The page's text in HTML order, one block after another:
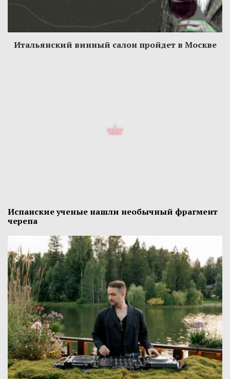
Итальянский винный салон пройдет в Москве
Испанские ученые нашли необычный фрагмент
черепа